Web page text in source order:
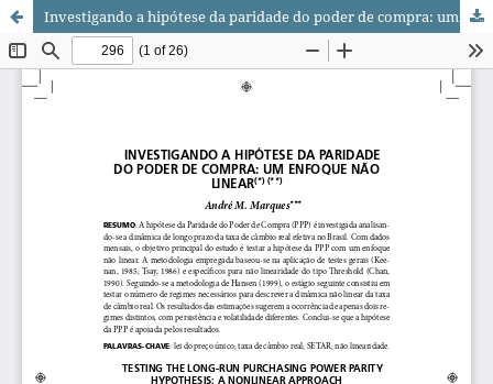
Investigando a hipótese da paridade do poder de compra: um enfoque não linear